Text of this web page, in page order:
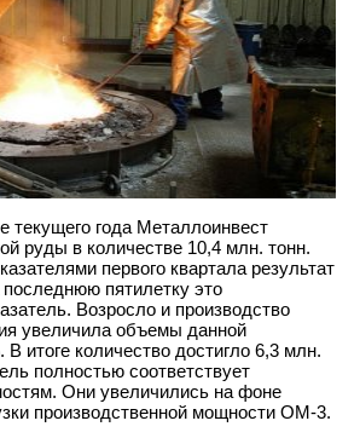
текущего года Металлоинвест
руды в количестве 10,4 млн. тонн.
первого квартала результат
пятилетку это
Возросло и производство
увеличила объемы данной
В итоге количество достигло 6,3 млн.
полностью соответствует
Они увеличились на фоне
производственной мощности ОМ-3.